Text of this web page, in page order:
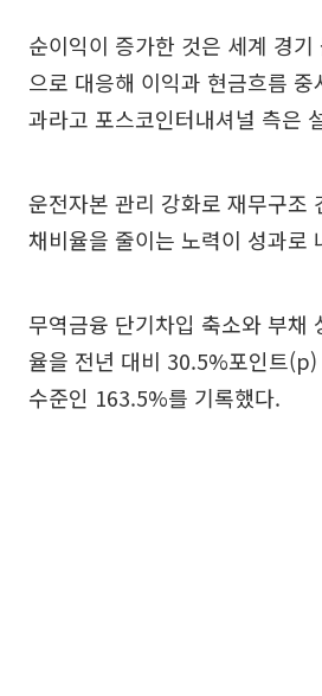
순이익이 증가한 것은 세계 경기
으로 대응해 이익과 현금흐름
과라고 포스코인터내셔널 측은
운전자본 관리 강화로 재무구조
채비율을 줄이는 노력이 성과로
무역금융 단기차입 축소와 부채
율을 전년 대비 30.5%포인트
수준인 163.5%를 기록했다.